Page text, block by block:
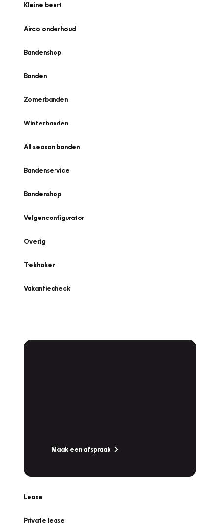
Kleine beurt
Airco onderhoud
Bandenshop
Banden
Zomerbanden
Winterbanden
All season banden
Bandenservice
Bandenshop
Velgenconfigurator
Overig
Trekhaken
Vakantiecheck
Maak een afspraak
Lease
Private lease